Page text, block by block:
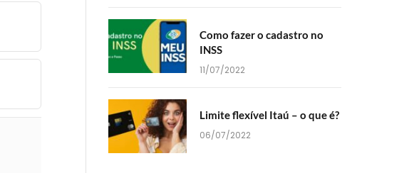
Como fazer o cadastro no
INSS
11/07/2022
Limite flexível Itaú – o que é?
06/07/2022